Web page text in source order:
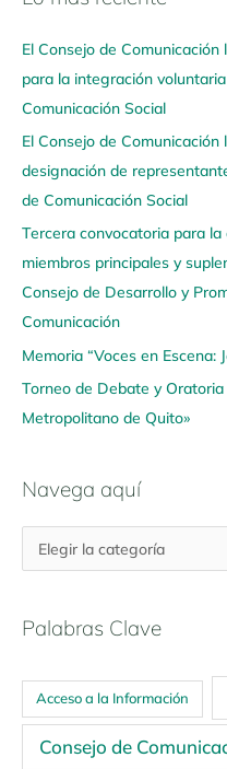
El Consejo de
para la integración
Comunicación Social
El Consejo de
designación de
de Comunicación Social
Tercera convocatoria para
miembros principales y
Consejo de Desarrollo y
Comunicación
Memoria “Voces en Escena:
Torneo de Debate y
Metropolitano de Quito»
Navega aquí
v
e
g
a
a
q
u
í
Palabras Clave
Acceso a la Información
Consejo de